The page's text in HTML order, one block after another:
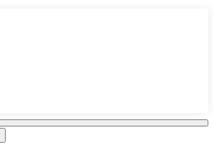
solución en tu plataforma.